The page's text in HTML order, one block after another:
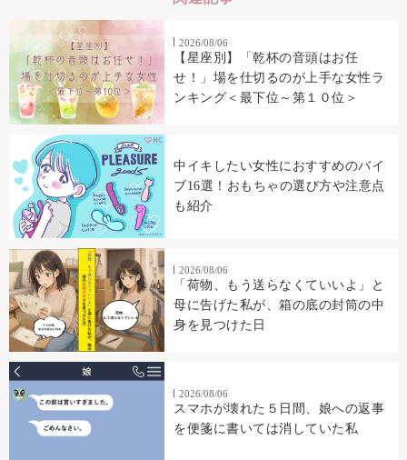
2026/08/06
【星座別】「乾杯の音頭はお任
せ！」場を仕切るのが上手な女性ラ
ンキング＜最下位～第１０位＞
中イキしたい女性におすすめのバイ
ブ16選！おもちゃの選び方や注意点
も紹介
2026/08/06
「荷物、もう送らなくていいよ」と
母に告げた私が、箱の底の封筒の中
身を見つけた日
2026/08/06
スマホが壊れた５日間、娘への返事
を便箋に書いては消していた私